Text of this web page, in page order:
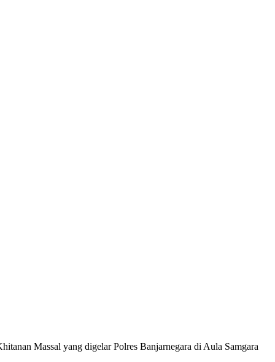
Massal yang digelar Polres Banjarnegara di Aula Samgara